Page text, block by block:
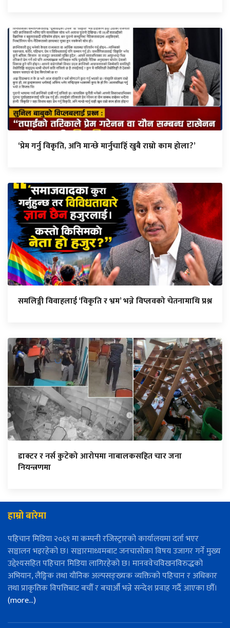
‘प्रेम गर्नु विकृति, अनि मान्छे मार्नुचाहिँ खुबै राम्रो काम होला?’
समलिङ्गी विवाहलाई ‘विकृति र भ्रम’ भन्ने विप्लवको चेतनामाथि प्रश्न
डाक्टर र नर्स कुटेको आरोपमा नाबालकसहित चार जना
नियन्त्रणमा
हाम्रो बारेमा
पहिचान मिडिया २०६९ मा कम्पनी रजिस्ट्रारको कार्यालयमा दर्ता भएर
सञ्चालन भइरहेको छ। सञ्चारमाध्यमबाट जनचासोका विषय उजागर गर्ने मुख्य
उद्देश्यसहित पहिचान मिडिया लागिरहेको छ। मानववेचविखनविरुद्धको
अभियान, लैङ्गिक तथा यौनिक अल्पसङ्ख्यक व्यक्तिको पहिचान र अधिकार
तथा प्राकृतिक विपत्तिबाट बचौँ र बचाऔँ भन्ने सन्देश प्रवाह गर्दै आएका छौँ।
(more…)